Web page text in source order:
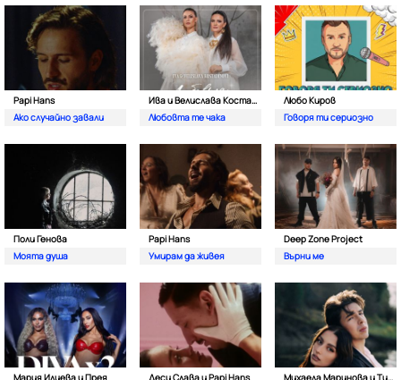
Papi Hans
Ако случайно завали
Ива и Велислава Костадинови
Любовта те чака
Любо Киров
Говоря ти сериозно
Поли Генова
Моята душа
Papi Hans
Умирам да живея
Deep Zone Project
Върни ме